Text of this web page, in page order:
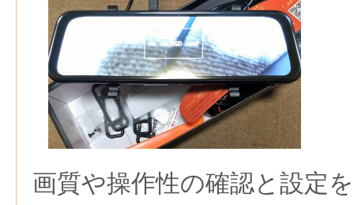
画質や操作性の確認と設定